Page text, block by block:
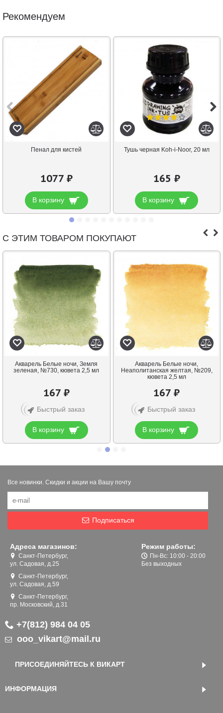
Рекомендуем
Пенал для кистей
1077 ₽
В корзину
Тушь черная Koh-i-Noor, 20 мл
165 ₽
В корзину
С ЭТИМ ТОВАРОМ ПОКУПАЮТ
Акварель Белые ночи, Земля
зеленая, №730, кювета 2,5 мл
167 ₽
Быстрый заказ
В корзину
Акварель Белые ночи,
Неаполитанская желтая, №209,
кювета 2,5 мл
167 ₽
Быстрый заказ
В корзину
Все новинки. Скидки и акции на Вашу почту
Подписаться
Адреса магазинов:
Санкт-Петербург,
ул. Садовая, д.25
Санкт-Петербург,
ул. Садовая, д.59
Санкт-Петербург,
пр. Московский, д.31
Режим работы:
Пн-Вс: 10:00 - 20:00
Без выходных
+7(812) 984 04 05
ooo_vikart@mail.ru
ПРИСОЕДИНЯЙТЕСЬ К ВИКАРТ
ИНФОРМАЦИЯ